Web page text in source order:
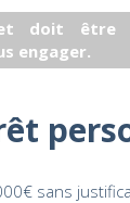
doit être
engager.
sans